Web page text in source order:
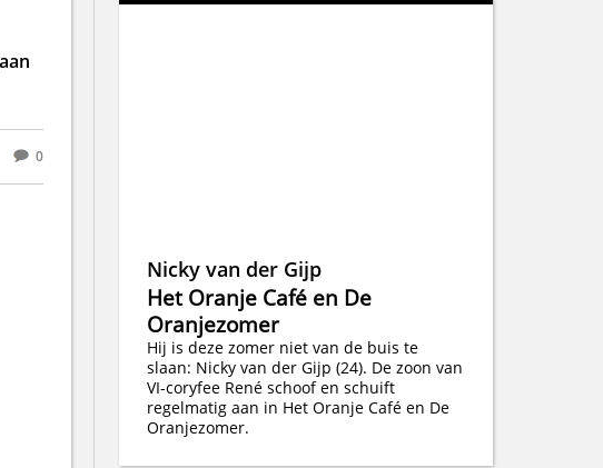
0
Nicky van der Gijp
Het Oranje Café en De
Oranjezomer
Hij is deze zomer niet van de buis te
slaan: Nicky van der Gijp (24). De zoon van
VI-coryfee René schoof en schuift
regelmatig aan in Het Oranje Café en De
Oranjezomer.